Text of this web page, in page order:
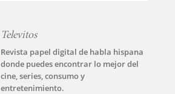
Televitos
Revista papel digital de habla hispana
donde puedes encontrar lo mejor del
cine, series, consumo y
entretenimiento.